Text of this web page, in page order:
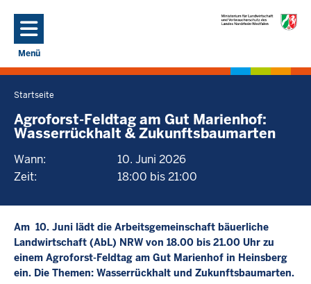
Menü
Navigation aktivieren/deaktivieren: Hauptmenü
Sie
befinden
sich
Startseite
Agroforst-Feldtag am Gut Marienhof:
Wasserrückhalt & Zukunftsbaumarten
Wann:
10. Juni 2026
Zeit:
18:00 bis 21:00
Am 10. Juni lädt die Arbeitsgemeinschaft bäuerliche
Landwirtschaft (AbL) NRW von 18.00 bis 21.00 Uhr zu
einem Agroforst-Feldtag am Gut Marienhof in Heinsberg
ein. Die Themen: Wasserrückhalt und Zukunftsbaumarten.